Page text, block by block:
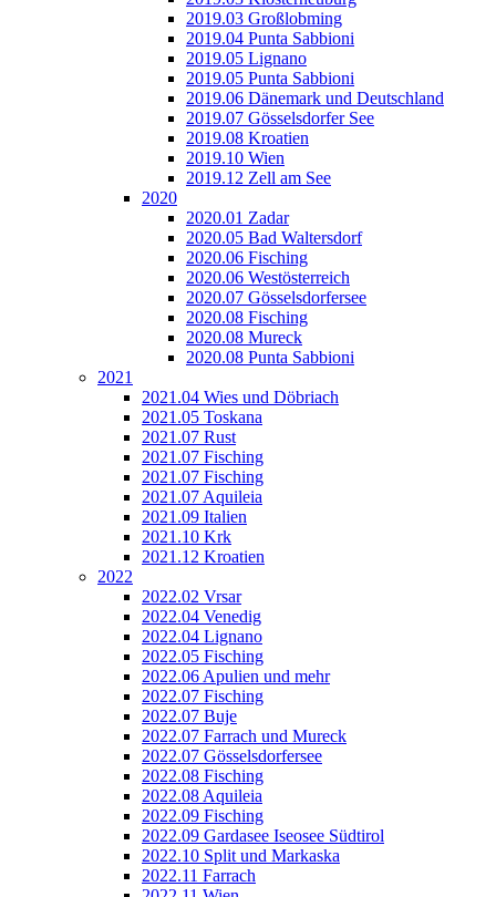
2019.03 Großlobming
2019.04 Punta Sabbioni
2019.05 Lignano
2019.05 Punta Sabbioni
2019.06 Dänemark und Deutschland
2019.07 Gösselsdorfer See
2019.08 Kroatien
2019.10 Wien
2019.12 Zell am See
2020
2020.01 Zadar
2020.05 Bad Waltersdorf
2020.06 Fisching
2020.06 Westösterreich
2020.07 Gösselsdorfersee
2020.08 Fisching
2020.08 Mureck
2020.08 Punta Sabbioni
2021
2021.04 Wies und Döbriach
2021.05 Toskana
2021.07 Rust
2021.07 Fisching
2021.07 Fisching
2021.07 Aquileia
2021.09 Italien
2021.10 Krk
2021.12 Kroatien
2022
2022.02 Vrsar
2022.04 Venedig
2022.04 Lignano
2022.05 Fisching
2022.06 Apulien und mehr
2022.07 Fisching
2022.07 Buje
2022.07 Farrach und Mureck
2022.07 Gösselsdorfersee
2022.08 Fisching
2022.08 Aquileia
2022.09 Fisching
2022.09 Gardasee Iseosee Südtirol
2022.10 Split und Markaska
2022.11 Farrach